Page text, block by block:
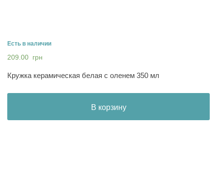
Есть в наличии
209.00 грн
Кружка керамическая белая с оленем 350 мл
В корзину